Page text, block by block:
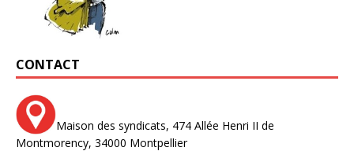
CONTACT
Maison des syndicats, 474 Allée Henri II de
Montmorency, 34000 Montpellier